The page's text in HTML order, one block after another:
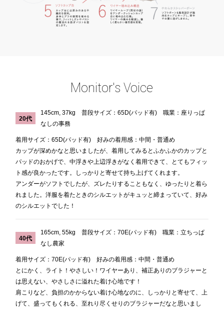
Monitor's Voice
20代
145cm, 37kg 普段サイズ：65D(パッド有) 職業：座りっぱ
なしの事務
着用サイズ：65D(パッド有) 好みの着用感：中間・普通め
カップが深めかなと思いましたが、着用してみるとふかふかのカップと
パッドのおかげで、中浮きや上辺浮きがなく着用できて、とてもフィッ
ト感が良かったです。しっかりと寄せて持ち上げてくれます。
アンダーがソフトでしたが、ズレたりすることもなく、ゆったりと着ら
れました。洋服を着たときのシルエットがキュッと締まっていて、好み
のシルエットでした！
40代
165cm, 55kg 普段サイズ：70E(パッド有) 職業：立ちっぱ
なし農家
着用サイズ：70E(パッド有) 好みの着用感：中間・普通め
とにかく、ライト！やさしい！ワイヤーあり、補正ありのブラジャーと
は思えない、やさしさに溢れた着け心地です！
肩こりなど、負担のかからない着け心地なのに、しっかりと寄せて、上
げて、盛ってもくれる、至れり尽くせりのブラジャーだなと思いまし